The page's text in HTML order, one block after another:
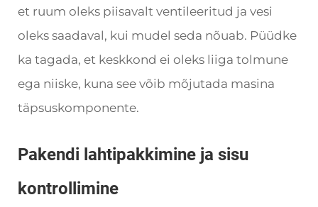
et ruum oleks piisavalt ventileeritud ja vesi
oleks saadaval, kui mudel seda nõuab. Püüdke
ka tagada, et keskkond ei oleks liiga tolmune
ega niiske, kuna see võib mõjutada masina
täpsuskomponente.
Pakendi lahtipakkimine ja sisu
kontrollimine